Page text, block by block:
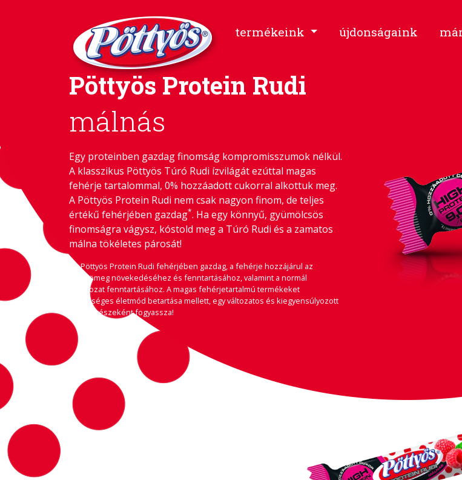
termékeink újdonságaink
Pöttyös Protein Rudi
málnás
Egy proteinben gazdag finomság kompromisszumok nélkül.
A klasszikus Pöttyös Túró Rudi ízvilágát ezúttal magas
fehérje tartalommal, 0% hozzáadott cukorral alkottuk meg.
A Pöttyös Protein Rudi nem csak nagyon finom, de teljes
értékű fehérjében gazdag*. Ha egy könnyű, gyümölcsös
finomságra vágysz, kóstold meg a Túró Rudi és a zamatos
málna tökéletes párosát!
A Pöttyös Protein Rudi fehérjében gazdag, a fehérje hozzájárul az
izomtömeg növekedéséhez és fenntartásához, valamint a normál
csontozat fenntartásához. A magas fehérjetartalmú termékeket
egészséges életmód betartása mellett, egy változatos és kiegyensúlyozott
étrend részeként fogyassza!